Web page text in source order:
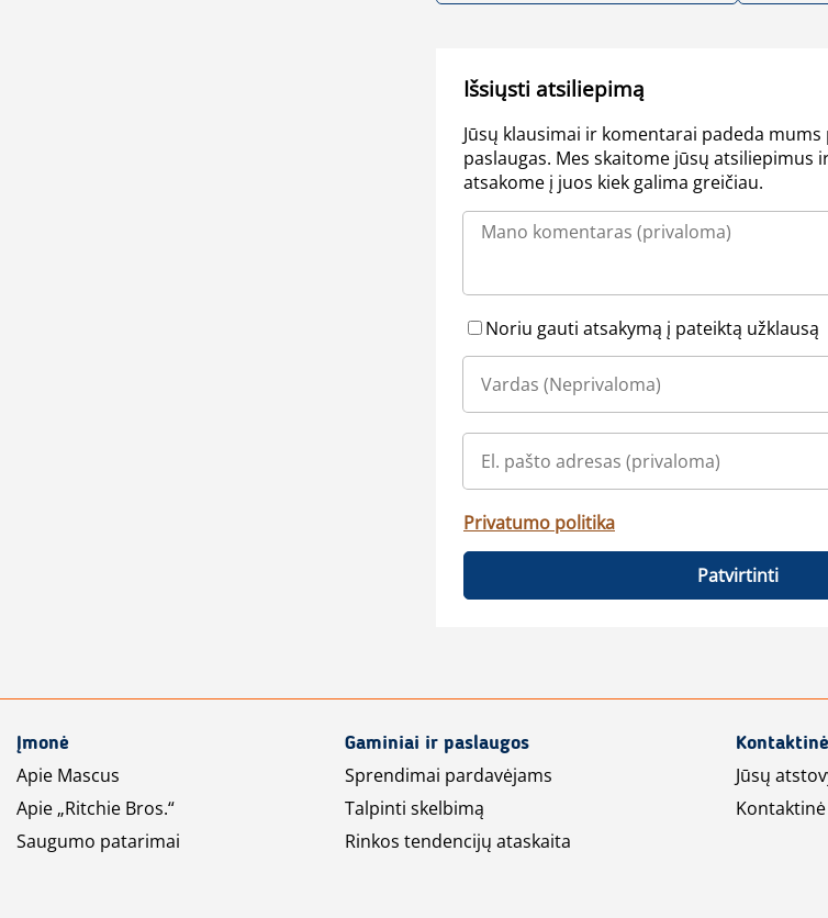
Išsiųsti atsiliepimą
Jūsų klausimai ir komentarai padeda
paslaugas. Mes skaitome jūsų atsiliepimus
atsakome į juos kiek galima greičiau.
Noriu gauti atsakymą į pateiktą užklausą
Privatumo politika
Patvirtinti
Įmonė
Apie Mascus
Apie „Ritchie Bros.“
Saugumo patarimai
Gaminiai ir paslaugos
Sprendimai pardavėjams
Talpinti skelbimą
Rinkos tendencijų ataskaita
Jūsų